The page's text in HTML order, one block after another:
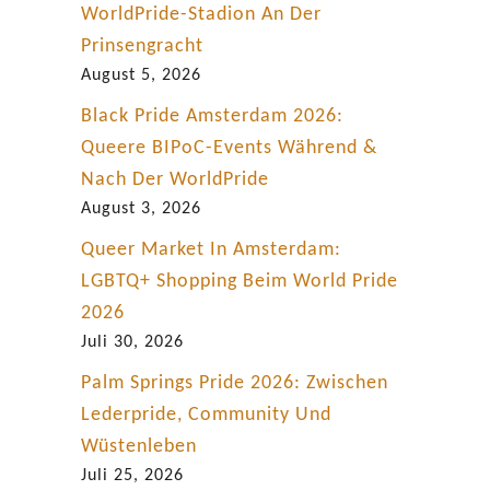
e
ü
r
R
e
WorldPride-Stadion An Der
Prinsengracht
August 5, 2026
Black Pride Amsterdam 2026:
Queere BIPoC-Events Während &
Nach Der WorldPride
August 3, 2026
Queer Market In Amsterdam:
LGBTQ+ Shopping Beim World Pride
2026
Juli 30, 2026
Palm Springs Pride 2026: Zwischen
Lederpride, Community Und
Wüstenleben
Juli 25, 2026